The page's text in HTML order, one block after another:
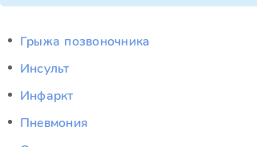
Грыжа позвоночника
Инсульт
Инфаркт
Пневмония